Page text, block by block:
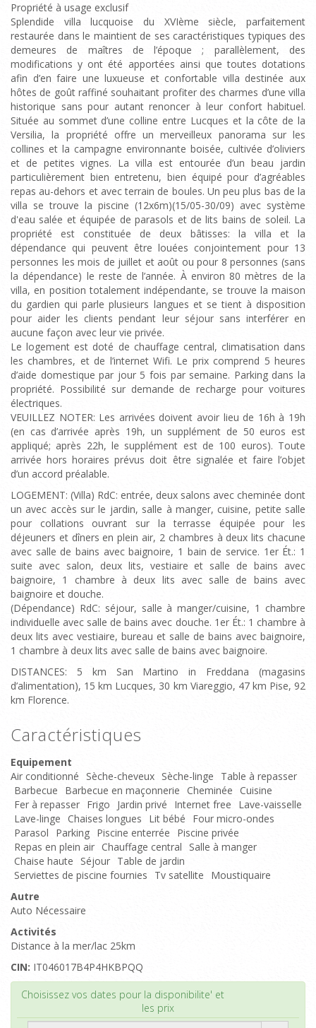
Propriété à usage exclusif
Splendide villa lucquoise du XVIème siècle, parfaitement
restaurée dans le maintient de ses caractéristiques typiques des
demeures de maîtres de l’époque ; parallèlement, des
modifications y ont été apportées ainsi que toutes dotations
afin d’en faire une luxueuse et confortable villa destinée aux
hôtes de goût raffiné souhaitant profiter des charmes d’une villa
historique sans pour autant renoncer à leur confort habituel.
Située au sommet d’une colline entre Lucques et la côte de la
Versilia, la propriété offre un merveilleux panorama sur les
collines et la campagne environnante boisée, cultivée d’oliviers
et de petites vignes. La villa est entourée d’un beau jardin
particulièrement bien entretenu, bien équipé pour d’agréables
repas au-dehors et avec terrain de boules. Un peu plus bas de la
villa se trouve la piscine (12x6m)(15/05-30/09) avec système
d'eau salée et équipée de parasols et de lits bains de soleil. La
propriété est constituée de deux bâtisses: la villa et la
dépendance qui peuvent être louées conjointement pour 13
personnes les mois de juillet et août ou pour 8 personnes (sans
la dépendance) le reste de l’année. À environ 80 mètres de la
villa, en position totalement indépendante, se trouve la maison
du gardien qui parle plusieurs langues et se tient à disposition
pour aider les clients pendant leur séjour sans interférer en
aucune façon avec leur vie privée.
Le logement est doté de chauffage central, climatisation dans
les chambres, et de l’internet Wifi. Le prix comprend 5 heures
d’aide domestique par jour 5 fois par semaine. Parking dans la
propriété. Possibilité sur demande de recharge pour voitures
électriques.
VEUILLEZ NOTER: Les arrivées doivent avoir lieu de 16h à 19h
(en cas d’arrivée après 19h, un supplément de 50 euros est
appliqué; après 22h, le supplément est de 100 euros). Toute
arrivée hors horaires prévus doit être signalée et faire l’objet
d’un accord préalable.
LOGEMENT: (Villa) RdC: entrée, deux salons avec cheminée dont
un avec accès sur le jardin, salle à manger, cuisine, petite salle
pour collations ouvrant sur la terrasse équipée pour les
déjeuners et dîners en plein air, 2 chambres à deux lits chacune
avec salle de bains avec baignoire, 1 bain de service. 1er Ét.: 1
suite avec salon, deux lits, vestiaire et salle de bains avec
baignoire, 1 chambre à deux lits avec salle de bains avec
baignoire et douche.
(Dépendance) RdC: séjour, salle à manger/cuisine, 1 chambre
individuelle avec salle de bains avec douche. 1er Ét.: 1 chambre à
deux lits avec vestiaire, bureau et salle de bains avec baignoire,
1 chambre à deux lits avec salle de bains avec baignoire.
DISTANCES: 5 km San Martino in Freddana (magasins
d’alimentation), 15 km Lucques, 30 km Viareggio, 47 km Pise, 92
km Florence.
Caractéristiques
Equipement
Air conditionné
Sèche-cheveux Sèche-linge
Table à repasser
Barbecue
Barbecue en maçonnerie Cheminée Cuisine
Fer à repasser Frigo Jardin privé Internet free
Lave-vaisselle
Lave-linge
Chaises longues Lit bébé
Four micro-ondes
Parasol
Parking Piscine enterrée
Piscine privée
Repas en plein air Chauffage central
Salle à manger
Chaise haute
Séjour Table de jardin
Serviettes de piscine fournies
Tv satellite
Moustiquaire
Autre
Auto Nécessaire
Activités
Distance à la mer/lac 25km
CIN: IT046017B4P4HKBPQQ
Choisissez vos dates pour la disponibilite' et
les prix